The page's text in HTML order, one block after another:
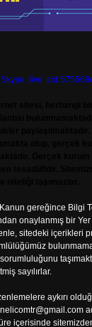
Skype:
Kanun gereğince Bilgi
onaylanmış bir
sitedeki içerikleri
sayılırlar.
aykırı
içerisinde sitemizden